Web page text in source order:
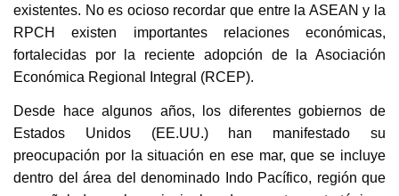
existentes. No es ocioso recordar que entre la ASEAN y la
RPCH existen importantes relaciones económicas,
fortalecidas por la reciente adopción de la Asociación
Económica Regional Integral (RCEP).
Desde hace algunos años, los diferentes gobiernos de
Estados Unidos (EE.UU.) han manifestado su
preocupación por la situación en ese mar, que se incluye
dentro del área del denominado Indo Pacífico, región que